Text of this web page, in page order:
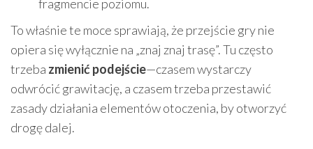
fragmencie poziomu.
To właśnie te moce sprawiają, że przejście gry nie
opiera się wyłącznie na „znaj znaj trasę”. Tu często
trzeba zmienić podejście—czasem wystarczy
odwrócić grawitację, a czasem trzeba przestawić
zasady działania elementów otoczenia, by otworzyć
drogę dalej.